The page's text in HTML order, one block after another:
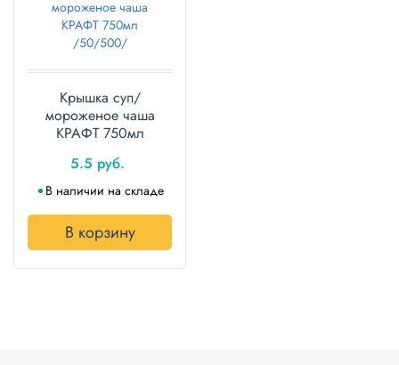
Крышка суп/
мороженое чаша
КРАФТ 750мл
5.5 руб.
В наличии на складе
В корзину